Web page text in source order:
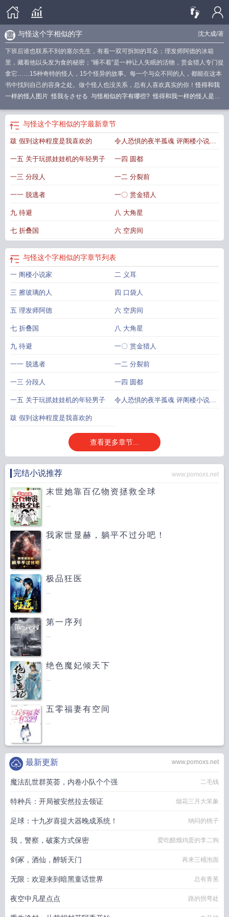
沈大成/著
与怪这个字相似的字
下班后谁也联系不到的塞尔先生，有着一双可拆卸的耳朵；理发师阿德的冰箱
里，藏着他以头发为食的秘密；“睡不着”是一种让人失眠的活物，赏金猎人专门捉
拿它……15种奇特的怪人，15个怪异的故事。每一个与众不同的人，都能在这本
书中找到自己的容身之处。做个怪人也没关系，总有人喜欢真实的你！ 怪得和我
一样的怪人图片 怪我をさせる 与怪相似的字有哪些? 怪得和我一样的怪人是什
怪我同义词 怪形一样的电影有哪些?
么 跟怪相近的词是什么
怪物一样的少女
与怪这个字相似的字最新章节
跋 假到这种程度是我喜欢的 令人恐惧的夜半孤魂 评阁楼小说家
的小说家的小说
一五 关于玩抓娃娃机的年轻男子 一四 圆都
一三 分段人 一二 分裂前
一一 脱逃者 一〇 赏金猎人
九 待避 八 大角星
七 折叠国 六 空房间
与怪这个字相似的字章节列表
一 阁楼小说家 二 义耳
三 擦玻璃的人 四 口袋人
五 理发师阿德 六 空房间
七 折叠国 八 大角星
九 待避 一〇 赏金猎人
一一 脱逃者 一二 分裂前
一三 分段人 一四 圆都
一五 关于玩抓娃娃机的年轻男子 令人恐惧的夜半孤魂 评阁楼小说家
跋 假到这种程度是我喜欢的
查看更多章节...
完结小说推荐 www.pomoxs.net
末世她靠百亿物资拯救全球
...
我家世显赫，躺平不过分吧！
...
极品狂医
...
第一序列
...
绝色魔妃倾天下
...
五零福妻有空间
...
www.pomoxs.net
最新更新
魔法乱世群英荟，内卷小队个个强 二毛钱
特种兵：开局被安然拉去领证 烟花三月大笨象
足球：十九岁喜提大器晚成系统！ 纳闷的桃子
我，警察，破案方式保密 爱吃醋熘鸡蛋的李二狗
剑冢，酒仙，醉斩天门 再来三桶泡面
无限：欢迎来到暗黑童话世界 总有青葱
夜空中凡星点点 路的拐弯处